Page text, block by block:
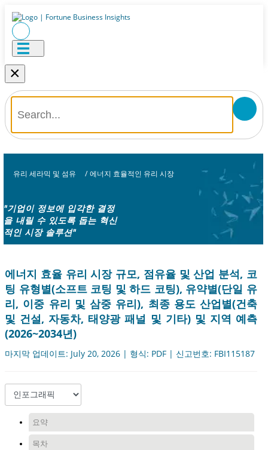
×
유리 세라믹 및 섬유 / 에너지 효율적인 유리 시장
"기업이 정보에 입각한 결정
을 내릴 수 있도록 돕는 혁신
적인 시장 솔루션"
에너지 효율 유리 시장 규모, 점유율 및 산업 분석, 코
팅 유형별(소프트 코팅 및 하드 코팅), 유약별(단일 유
리, 이중 유리 및 삼중 유리), 최종 용도 산업별(건축
및 건설, 자동차, 태양광 패널 및 기타) 및 지역 예측
(2026~2034년)
마지막 업데이트: July 20, 2026 | 형식: PDF | 신고번호: FBI115187
요약
목차